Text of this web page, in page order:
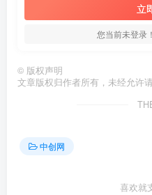
立
您当前未登录
© 版权声明
文章版权归作者所有，未经允许请
中创网
喜欢就